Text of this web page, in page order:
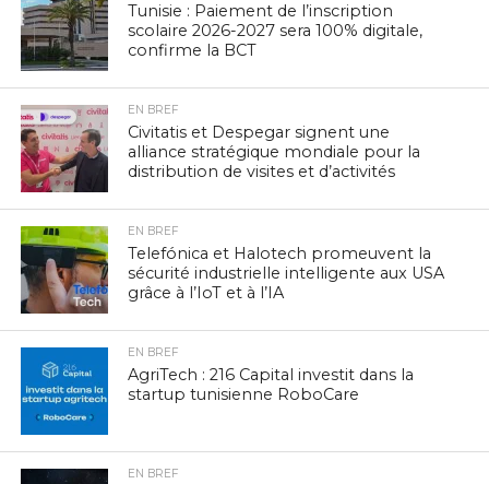
Tunisie : Paiement de l’inscription
scolaire 2026-2027 sera 100% digitale,
confirme la BCT
EN BREF
Civitatis et Despegar signent une
alliance stratégique mondiale pour la
distribution de visites et d’activités
EN BREF
Telefónica et Halotech promeuvent la
sécurité industrielle intelligente aux USA
grâce à l’IoT et à l’IA
EN BREF
AgriTech : 216 Capital investit dans la
startup tunisienne RoboCare
EN BREF